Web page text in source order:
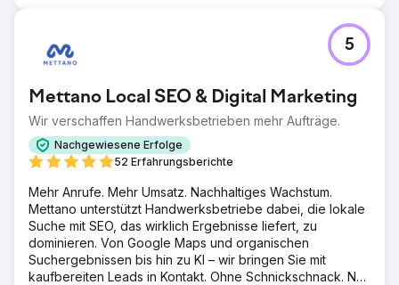
Mettano Local SEO & Digital Marketing
Wir verschaffen Handwerksbetrieben mehr Aufträge.
Nachgewiesene Erfolge
52 Erfahrungsberichte
5
Mehr Anrufe. Mehr Umsatz. Nachhaltiges Wachstum.
Mettano unterstützt Handwerksbetriebe dabei, die lokale
Suche mit SEO, das wirklich Ergebnisse liefert, zu
dominieren. Von Google Maps und organischen
Suchergebnissen bis hin zu KI – wir bringen Sie mit
kaufbereiten Leads in Kontakt. Ohne Schnickschnack. Nur